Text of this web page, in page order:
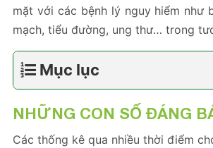
mặt với các bệnh lý nguy hiểm như
mạch, tiểu đường, ung thư… trong
Mục lục
NHỮNG CON SỐ ĐÁNG
Các thống kê qua nhiều thời điểm